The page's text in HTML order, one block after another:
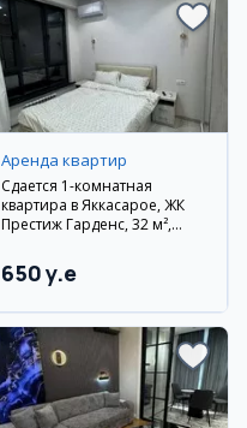
Аренда квартир
Сдается 1-комнатная
квартира в Яккасарое, ЖК
Престиж Гарденс, 32 м²,
650 y.e